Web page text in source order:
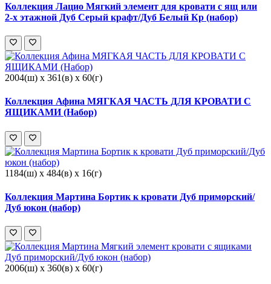
Коллекция Лацио Мягкий элемент для кровати с ящ или
2-х этажной Дуб Серый крафт/Дуб Белый Кр (набор)
2004(ш) x 361(в) x 60(г)
Коллекция Афина МЯГКАЯ ЧАСТЬ ДЛЯ КРОВАТИ С
ЯЩИКАМИ (Набор)
1184(ш) x 484(в) x 16(г)
Коллекция Мартина Бортик к кровати Дуб приморский/
Дуб юкон (набор)
2006(ш) x 360(в) x 60(г)